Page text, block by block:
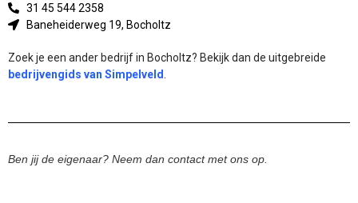
31 45 544 2358
Baneheiderweg 19, Bocholtz
Zoek je een ander bedrijf in Bocholtz? Bekijk dan de uitgebreide
bedrijvengids van Simpelveld
Ben jij de eigenaar? Neem dan contact met ons op.